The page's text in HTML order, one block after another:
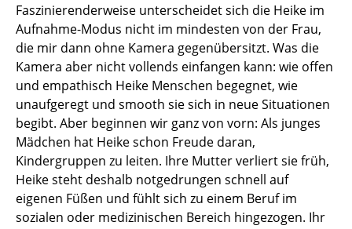
Faszinierenderweise unterscheidet sich die Heike im
Aufnahme-Modus nicht im mindesten von der Frau,
die mir dann ohne Kamera gegenübersitzt. Was die
Kamera aber nicht vollends einfangen kann: wie offen
und empathisch Heike Menschen begegnet, wie
unaufgeregt und smooth sie sich in neue Situationen
begibt. Aber beginnen wir ganz von vorn: Als junges
Mädchen hat Heike schon Freude daran,
Kindergruppen zu leiten. Ihre Mutter verliert sie früh,
Heike steht deshalb notgedrungen schnell auf
eigenen Füßen und fühlt sich zu einem Beruf im
sozialen oder medizinischen Bereich hingezogen. Ihr